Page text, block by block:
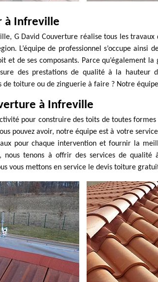
à Infreville
G David Couverture réalise tous les
L’équipe de professionnel s’occupe ainsi
et de ses composants. Parce qu’également
des prestations de qualité à la hauteur
toiture ou de zinguerie à faire ? Notre
à Infreville
pour construire des toits de toutes
pouvez avoir, notre équipe est à votre
pour chaque intervention et fournir la
tenons à offrir des services de qualité
vous mettons en service le devis toiture